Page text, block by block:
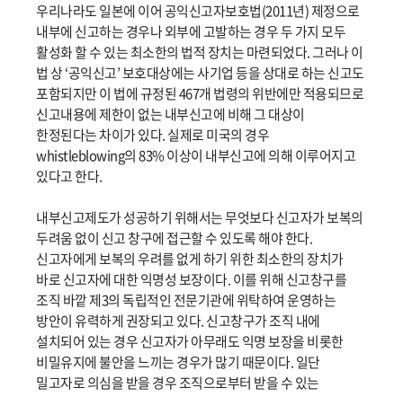
우리나라도 일본에 이어 공익신고자보호법(2011년) 제정으로
내부에 신고하는 경우나 외부에 고발하는 경우 두 가지 모두
활성화 할 수 있는 최소한의 법적 장치는 마련되었다. 그러나 이
법 상 ‘공익신고’ 보호대상에는 사기업 등을 상대로 하는 신고도
포함되지만 이 법에 규정된 467개 법령의 위반에만 적용되므로
신고내용에 제한이 없는 내부신고에 비해 그 대상이
한정된다는 차이가 있다. 실제로 미국의 경우
whistleblowing의 83% 이상이 내부신고에 의해 이루어지고
있다고 한다.
내부신고제도가 성공하기 위해서는 무엇보다 신고자가 보복의
두려움 없이 신고 창구에 접근할 수 있도록 해야 한다.
신고자에게 보복의 우려를 없게 하기 위한 최소한의 장치가
바로 신고자에 대한 익명성 보장이다. 이를 위해 신고창구를
조직 바깥 제3의 독립적인 전문기관에 위탁하여 운영하는
방안이 유력하게 권장되고 있다. 신고창구가 조직 내에
설치되어 있는 경우 신고자가 아무래도 익명 보장을 비롯한
비밀유지에 불안을 느끼는 경우가 많기 때문이다. 일단
밀고자로 의심을 받을 경우 조직으로부터 받을 수 있는